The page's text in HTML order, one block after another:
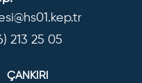
213 25 05
ÇANKIRI